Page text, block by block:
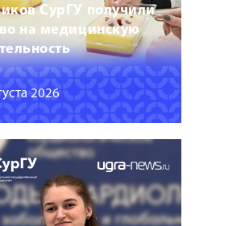
СурГУ получили
на медицинскую
2026